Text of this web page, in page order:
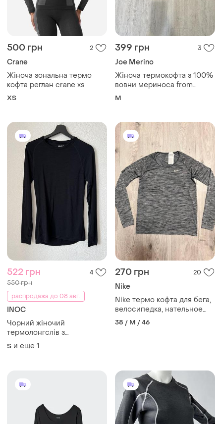
500 грн 2
Crane
Жіноча зональна термо
кофта реглан crane xs
ХS
399 грн 3
Joe Merino
Жіноча термокофта з 100%
вовни мериноса from
merino with love (нова
M
522 грн 4
550 грн
распродажа до 08 авг.
INOC
Чорний жіночий
термолонгслів з
мериносовою вовною,
чорний лонг з шерстю
S и еще 1
270 грн 20
Nike
Nike термо кофта для бега,
велосипедка, нательное
белье р. m
38 / M / 46